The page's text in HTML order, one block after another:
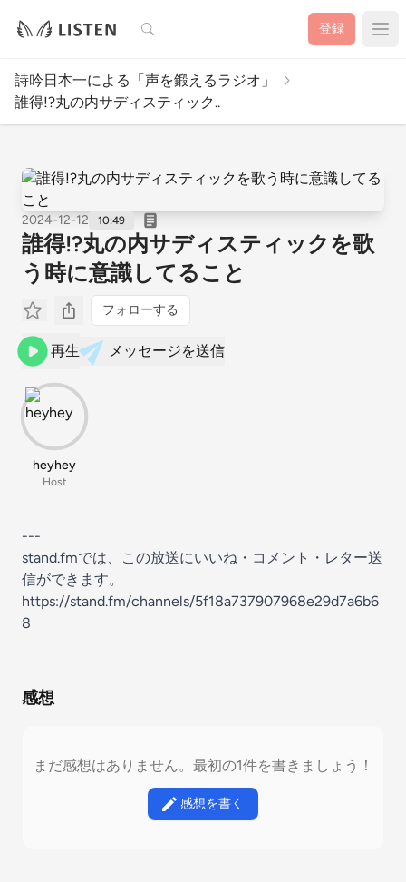
検索 登録
詩吟日本一による「声を鍛えるラジオ」
誰得!?丸の内サディスティック..
2024-12-12 10:49
誰得!?丸の内サディスティックを歌
う時に意識してること
フォローする
再生 メッセージを送信
heyhey
Host
---
stand.fmでは、この放送にいいね・コメント・レター送
信ができます。
https://stand.fm/channels/5f18a737907968e29d7a6b6
8
感想
まだ感想はありません。最初の1件を書きましょう！
感想を書く